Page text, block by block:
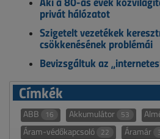
privát hálózatot
Szigetelt vezetékek
csökkenésének problémái
Bevizsgáltuk az
Címkék
ABB 16 Akkumulátor 53
Áram-védőkapcsoló 22 Áramár